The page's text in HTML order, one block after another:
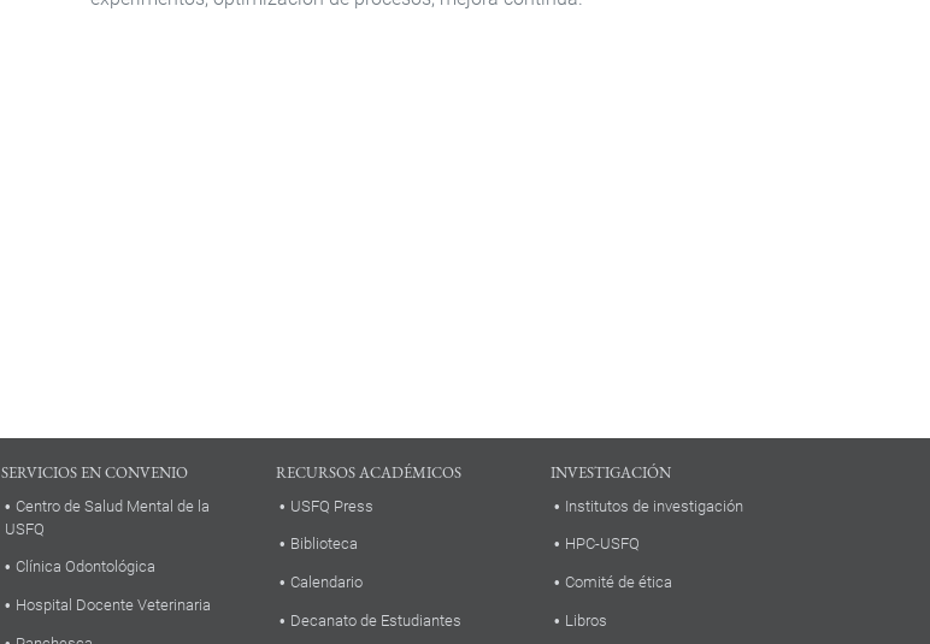
SERVICIOS EN CONVENIO
Centro de Salud Mental de la
USFQ
Clínica Odontológica
Hospital Docente Veterinaria
RECURSOS ACADÉMICOS
USFQ Press
Biblioteca
Calendario
Decanato de Estudiantes
INVESTIGACIÓN
Institutos de investigación
HPC-USFQ
Comité de ética
Libros